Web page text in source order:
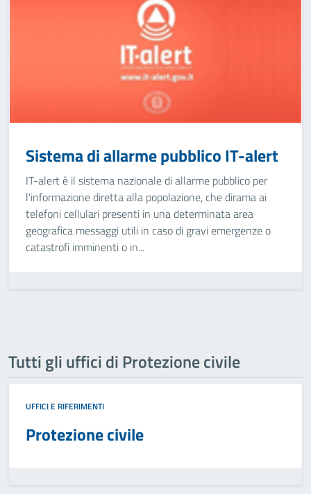
Sistema di allarme pubblico IT-alert
IT-alert è il sistema nazionale di allarme pubblico per
l'informazione diretta alla popolazione, che dirama ai
telefoni cellulari presenti in una determinata area
geografica messaggi utili in caso di gravi emergenze o
catastrofi imminenti o in...
Tutti gli uffici di Protezione civile
UFFICI E RIFERIMENTI
Protezione civile